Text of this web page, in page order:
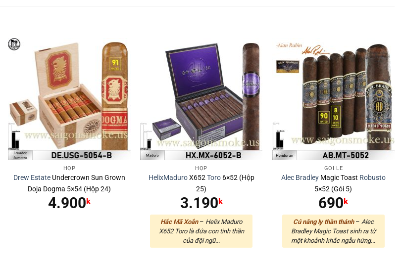
HỘP
Drew EstateUndercrown Sun Grown
Doja Dogma 5×54 (Hộp 24)
4.900 k
HỘP
HelixMaduroX652Toro6×52 (Hộp
25)
3.190 k
Hắc Mã Xoắn– Helix Maduro
X652 Toro là đứa con tinh thần
của đội ngũ...
GÓI LẺ
Alec BradleyMagic Toast Robusto
5×52 (Gói 5)
690 k
Cú nâng ly thần thánh– Alec
Bradley Magic Toast sinh ra từ
một khoảnh khắc ngẫu hứng...